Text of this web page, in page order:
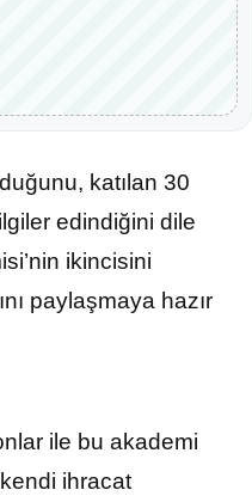
katılan 30
edindiğini dile
ikincisini
paylaşmaya hazır
ile bu akademi
ihracat